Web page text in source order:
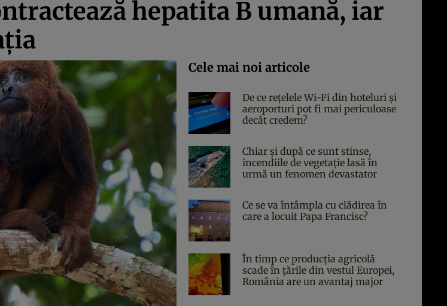
hepatita B umană, iar
Cele mai noi articole
De ce rețelele Wi-Fi din hoteluri și
aeroporturi pot fi mai periculoase
decât credem?
Chiar și după ce sunt stinse,
incendiile de vegetație lasă în
urmă un fenomen devastator
Ce se va întâmpla cu clădirea în
care a locuit Papa Francisc?
În timp ce producția agricolă
scade în țările din vestul Europei,
România are un avantaj major